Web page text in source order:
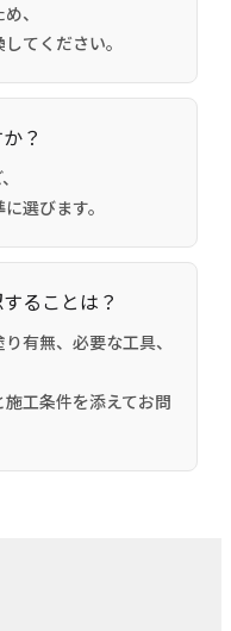
、
てください。
？
選びます。
ることは？
有無、必要な工具、
工条件を添えてお問